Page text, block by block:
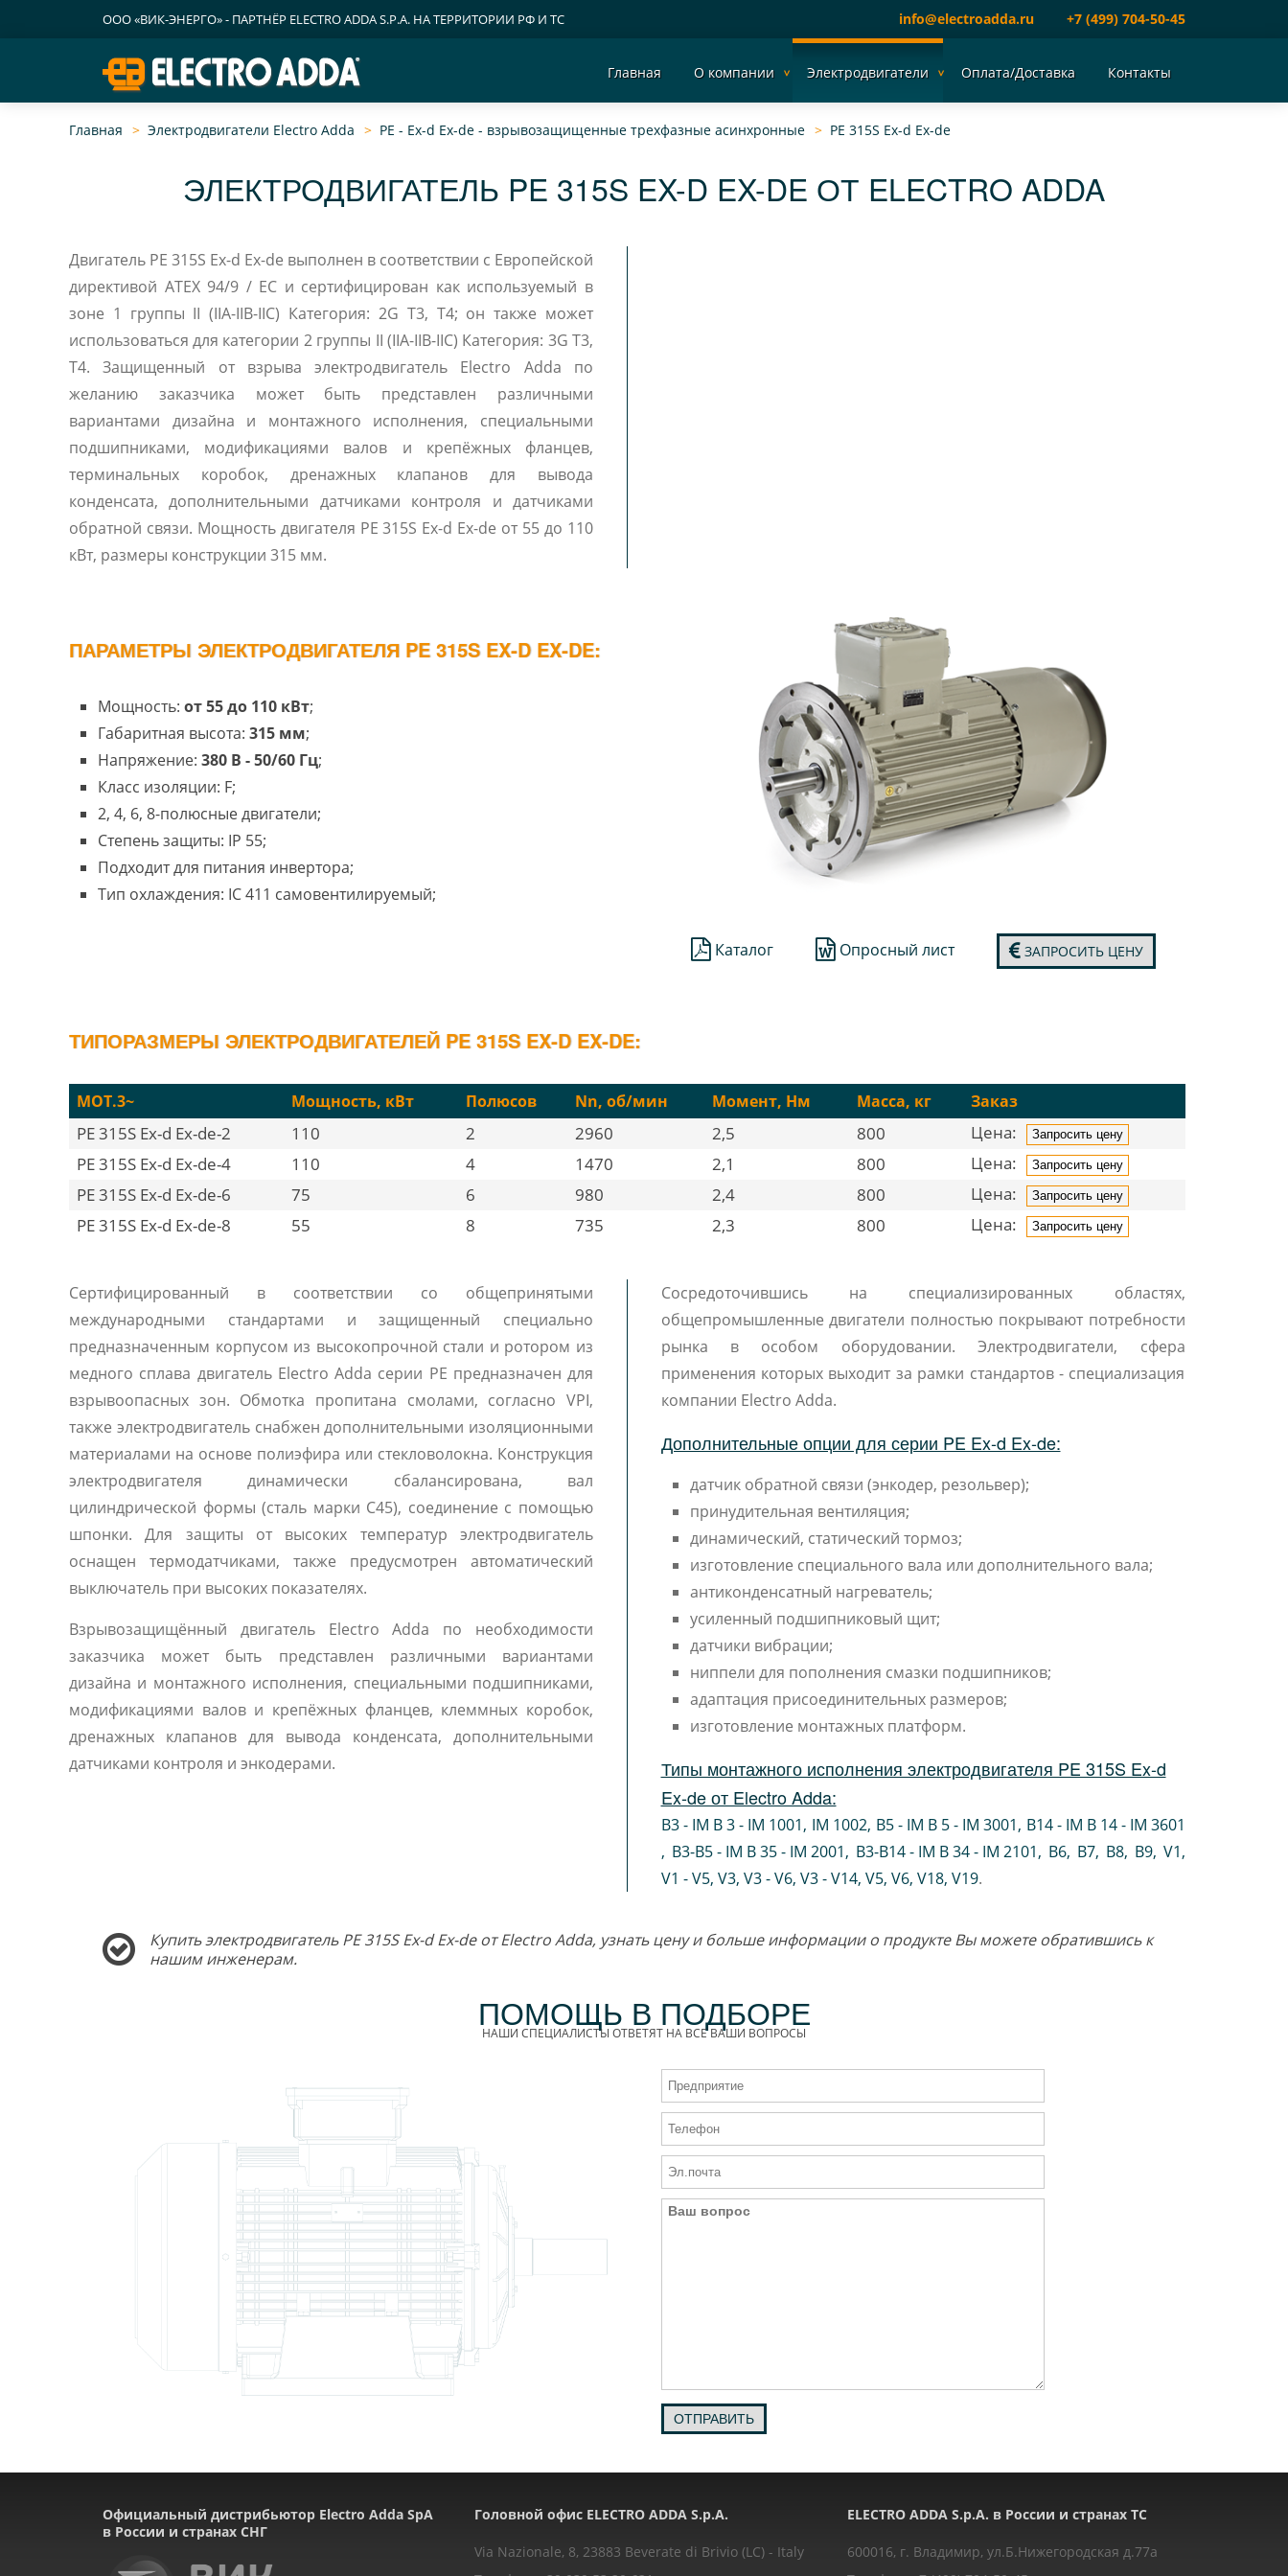
ООО «ВИК-ЭНЕРГО» - ПАРТНЁР ELECTRO ADDA S.P.A. НА ТЕРРИТОРИИ РФ И ТС info@electroadda.ru +7 (499) 704-50-45
Главная О компании Электродвигатели Оплата/Доставка Контакты
Главная Электродвигатели Electro Adda PE - Ex-d Ex-de - взрывозащищенные трехфазные асинхронные PE 315S Ex-d Ex-de
ЭЛЕКТРОДВИГАТЕЛЬ PE 315S EX-D EX-DE ОТ ELECTRO ADDA
Двигатель PE 315S Ex-d Ex-de выполнен в соответствии с Европейской
директивой ATEX 94/9 / EC и сертифицирован как используемый в
зоне 1 группы II (IIA-IIB-IIC) Категория: 2G T3, T4; он также может
использоваться для категории 2 группы II (IIA-IIB-IIC) Категория: 3G T3,
T4. Защищенный от взрыва электродвигатель Electro Adda по
желанию заказчика может быть представлен различными
вариантами дизайна и монтажного исполнения, специальными
подшипниками, модификациями валов и крепёжных фланцев,
терминальных коробок, дренажных клапанов для вывода
конденсата, дополнительными датчиками контроля и датчиками
обратной связи. Мощность двигателя PE 315S Ex-d Ex-de от 55 до 110
кВт, размеры конструкции 315 мм.
ПАРАМЕТРЫ ЭЛЕКТРОДВИГАТЕЛЯ PE 315S EX-D EX-DE:
Мощность: от 55 до 110 кВт;
Габаритная высота: 315 мм;
Напряжение: 380 В - 50/60 Гц;
Класс изоляции: F;
2, 4, 6, 8-полюсные двигатели;
Степень защиты: IP 55;
Подходит для питания инвертора;
Тип охлаждения: IC 411 самовентилируемый;
Каталог Опросный лист ЗАПРОСИТЬ ЦЕНУ
ТИПОРАЗМЕРЫ ЭЛЕКТРОДВИГАТЕЛЕЙ PE 315S EX-D EX-DE:
MOT.3~ Мощность, кВт Полюсов Nn, об/мин Момент, Нм Масса, кг Заказ
PE 315S Ex-d Ex-de-2 110 2 2960 2,5 800 Цена: Запросить цену
PE 315S Ex-d Ex-de-4 110 4 1470 2,1 800 Цена: Запросить цену
PE 315S Ex-d Ex-de-6 75 6 980 2,4 800 Цена: Запросить цену
PE 315S Ex-d Ex-de-8 55 8 735 2,3 800 Цена: Запросить цену
Сертифицированный в соответствии со общепринятыми
международными стандартами и защищенный специально
предназначенным корпусом из высокопрочной стали и ротором из
медного сплава двигатель Electro Adda серии PE предназначен для
взрывоопасных зон. Обмотка пропитана смолами, согласно VPI,
также электродвигатель снабжен дополнительными изоляционными
материалами на основе полиэфира или стекловолокна. Конструкция
электродвигателя динамически сбалансирована, вал
цилиндрической формы (сталь марки C45), соединение с помощью
шпонки. Для защиты от высоких температур электродвигатель
оснащен термодатчиками, также предусмотрен автоматический
выключатель при высоких показателях.
Взрывозащищённый двигатель Electro Adda по необходимости
заказчика может быть представлен различными вариантами
дизайна и монтажного исполнения, специальными подшипниками,
модификациями валов и крепёжных фланцев, клеммных коробок,
дренажных клапанов для вывода конденсата, дополнительными
датчиками контроля и энкодерами.
Сосредоточившись на специализированных областях,
общепромышленные двигатели полностью покрывают потребности
рынка в особом оборудовании. Электродвигатели, сфера
применения которых выходит за рамки стандартов - специализация
компании Electro Adda.
Дополнительные опции для серии PE Ex-d Ex-de:
датчик обратной связи (энкодер, резольвер);
принудительная вентиляция;
динамический, статический тормоз;
изготовление специального вала или дополнительного вала;
антиконденсатный нагреватель;
усиленный подшипниковый щит;
датчики вибрации;
ниппели для пополнения смазки подшипников;
адаптация присоединительных размеров;
изготовление монтажных платформ.
Типы монтажного исполнения электродвигателя PE 315S Ex-d
Ex-de от Electro Adda:
B3 - IM B 3 - IM 1001, IM 1002, B5 - IM B 5 - IM 3001, B14 - IM B 14 - IM 3601
, B3-B5 - IM B 35 - IM 2001, B3-B14 - IM B 34 - IM 2101, B6, B7, B8, B9, V1
V1 - V5, V3, V3 - V6, V3 - V14, V5, V6, V18, V19.
Купить электродвигатель PE 315S Ex-d Ex-de от Electro Adda, узнать цену и больше информации о продукте Вы можете обратившись к
нашим инженерам.
ПОМОЩЬ В ПОДБОРЕ
НАШИ СПЕЦИАЛИСТЫ ОТВЕТЯТ НА ВСЕ ВАШИ ВОПРОСЫ
ОТПРАВИТЬ
Официальный дистрибьютор Electro Adda SpA
в России и странах СНГ
Головной офис ELECTRO ADDA S.p.A.
Via Nazionale, 8, 23883 Beverate di Brivio (LC) - Italy
ELECTRO ADDA S.p.A. в России и странах ТС
600016, г. Владимир, ул.Б.Нижегородская д.77a